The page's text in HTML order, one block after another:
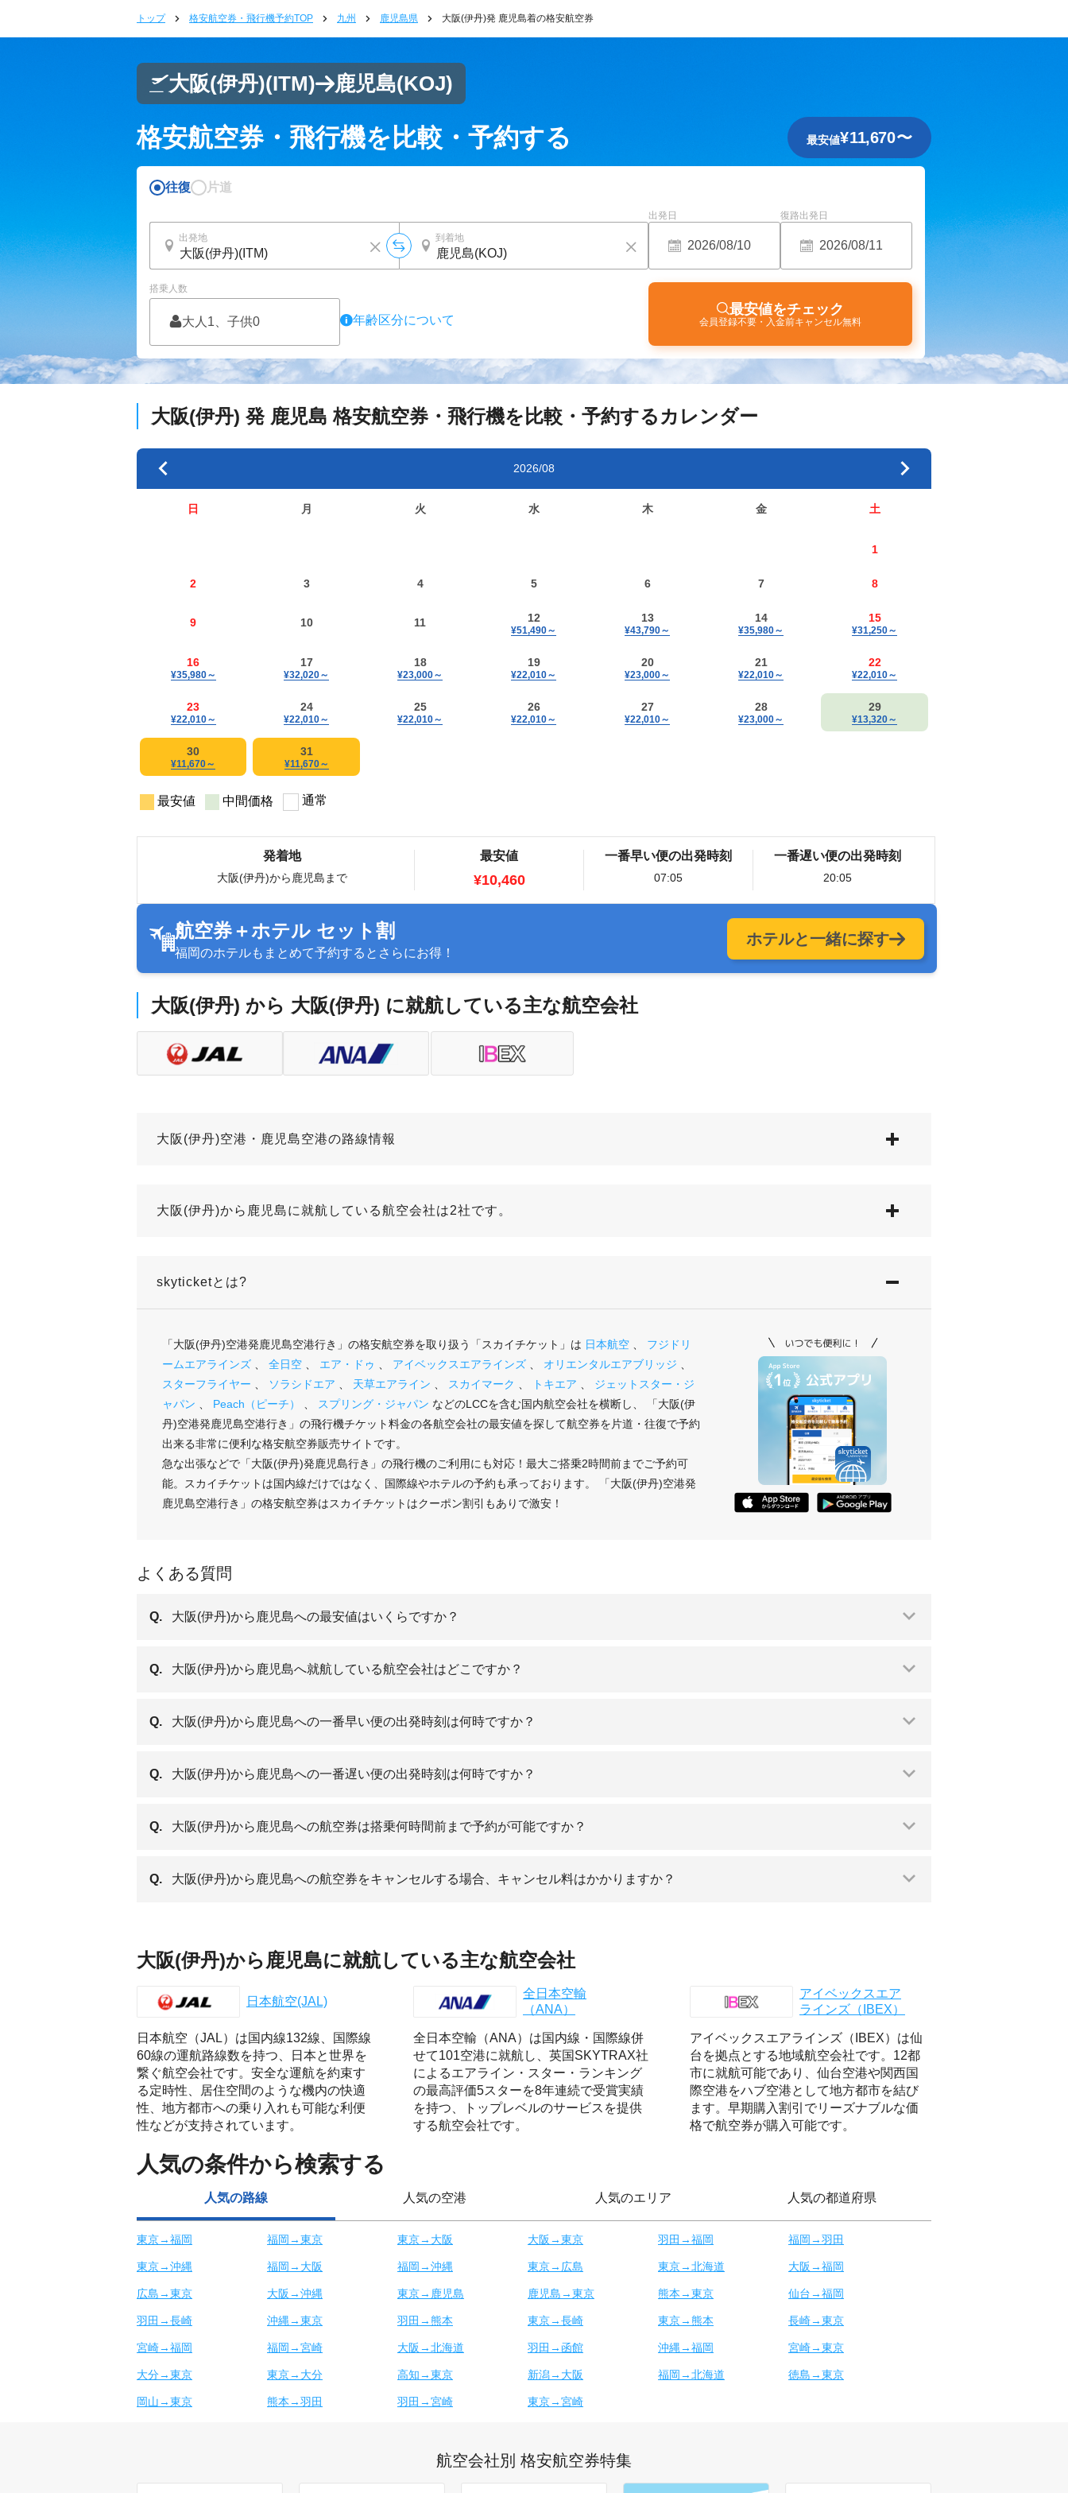
トップ 格安航空券・飛行機予約TOP 九州 鹿児島県 大阪(伊丹)発 鹿児島着の格安航空券
大阪(伊丹)(ITM) 鹿児島(KOJ)
格安航空券・飛行機を比較・予約する 最安値¥11,670〜
往復 片道
出発地 到着地
出発日 復路出発日
搭乗人数
大人1、子供0 年齢区分について
最安値をチェック
会員登録不要・入金前キャンセル無料
大阪(伊丹) 発 鹿児島格安航空券・飛行機を比較・予約するカレンダー
2026/08
日 月 火 水 木 金 土
1
2 3 4 5 6 7 8
9 10 11 12
¥51,490～
13
¥43,790～
14
¥35,980～
15
¥31,250～
16
¥35,980～
17
¥32,020～
18
¥23,000～
19
¥22,010～
20
¥23,000～
21
¥22,010～
22
¥22,010～
23
¥22,010～
24
¥22,010～
25
¥22,010～
26
¥22,010～
27
¥22,010～
28
¥23,000～
29
¥13,320～
30
¥11,670～
31
¥11,670～
最安値 中間価格 通常
発着地
大阪(伊丹)から鹿児島まで
最安値
¥10,460
一番早い便の出発時刻
07:05
一番遅い便の出発時刻
20:05
航空券＋ホテル セット割
福岡のホテルもまとめて予約するとさらにお得！
ホテルと一緒に探す
大阪(伊丹) から 大阪(伊丹) に就航している主な航空会社
大阪(伊丹)空港・鹿児島空港の路線情報
大阪(伊丹)から鹿児島に就航している航空会社は2社です。
skyticketとは?
「大阪(伊丹)空港発鹿児島空港行き」の格安航空券を取り扱う「スカイチケット」は 日本航空
フジドリ
ームエアラインズ
全日空 エア・ドゥ アイベックスエアラインズ オリエンタルエアブリッジ
スターフライヤー
ソラシドエア 天草エアライン スカイマーク トキエア
ジェットスター・ジ
ャパン
Peach（ピーチ） スプリング・ジャパン などのLCCを含む国内航空会社を横断し、 「大阪(伊
丹)空港発鹿児島空港行き」の飛行機チケット料金の各航空会社の最安値を探して航空券を片道・往復で予約
出来る非常に便利な格安航空券販売サイトです。
急な出張などで「大阪(伊丹)発鹿児島行き」の飛行機のご利用にも対応！最大ご搭乗2時間前までご予約可
能。スカイチケットは国内線だけではなく、国際線やホテルの予約も承っております。 「大阪(伊丹)空港発
鹿児島空港行き」の格安航空券はスカイチケットはクーポン割引もありで激安！
よくある質問
Q. 大阪(伊丹)から鹿児島への最安値はいくらですか？
Q. 大阪(伊丹)から鹿児島へ就航している航空会社はどこですか？
Q. 大阪(伊丹)から鹿児島への一番早い便の出発時刻は何時ですか？
Q. 大阪(伊丹)から鹿児島への一番遅い便の出発時刻は何時ですか？
Q. 大阪(伊丹)から鹿児島への航空券は搭乗何時間前まで予約が可能ですか？
Q. 大阪(伊丹)から鹿児島への航空券をキャンセルする場合、キャンセル料はかかりますか？
大阪(伊丹)から鹿児島に就航している主な航空会社
日本航空(JAL)
日本航空（JAL）は国内線132線、国際線
60線の運航路線数を持つ、日本と世界を
繋ぐ航空会社です。安全な運航を約束す
る定時性、居住空間のような機内の快適
性、地方都市への乗り入れも可能な利便
性などが支持されています。
全日本空輸
（ANA）
全日本空輸（ANA）は国内線・国際線併
せて101空港に就航し、英国SKYTRAX社
によるエアライン・スター・ランキング
の最高評価5スターを8年連続で受賞実績
を持つ、トップレベルのサービスを提供
する航空会社です。
アイベックスエア
ラインズ（IBEX）
アイベックスエアラインズ（IBEX）は仙
台を拠点とする地域航空会社です。12都
市に就航可能であり、仙台空港や関西国
際空港をハブ空港として地方都市を結び
ます。早期購入割引でリーズナブルな価
格で航空券が購入可能です。
人気の条件から検索する
人気の路線 人気の空港 人気のエリア 人気の都道府県
東京→福岡 福岡→東京 東京→大阪 大阪→東京 羽田→福岡 福岡→羽田
東京→沖縄 福岡→大阪 福岡→沖縄 東京→広島 東京→北海道 大阪→福岡
広島→東京 大阪→沖縄 東京→鹿児島 鹿児島→東京 熊本→東京 仙台→福岡
羽田→長崎 沖縄→東京 羽田→熊本 東京→長崎 東京→熊本 長崎→東京
宮崎→福岡 福岡→宮崎 大阪→北海道 羽田→函館 沖縄→福岡 宮崎→東京
大分→東京 東京→大分 高知→東京 新潟→大阪 福岡→北海道 徳島→東京
岡山→東京 熊本→羽田 羽田→宮崎 東京→宮崎
航空会社別 格安航空券特集